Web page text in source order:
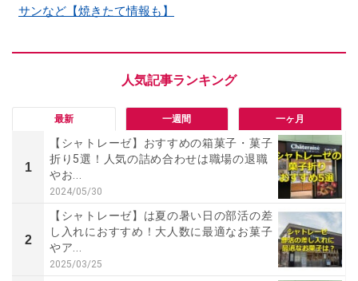
サンなど【焼きたて情報も】
最新 一週間 一ヶ月
1
【シャトレーゼ】おすすめの箱菓子・菓子
折り5選！人気の詰め合わせは職場の退職
やお...
2024/05/30
2
【シャトレーゼ】は夏の暑い日の部活の差
し入れにおすすめ！大人数に最適なお菓子
やア...
2025/03/25